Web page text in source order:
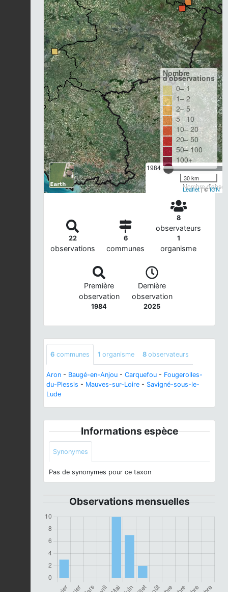
1984
Nombre
Nombre
d'observations
0– 1
1– 2
2– 5
5– 10
10– 20
20– 50
50– 100
100+
30 km
Leaflet| ©IGN
22
observations
6
communes
8
observateurs
1
organisme
Première
observation
1984
Dernière
observation
2025
6 communes 1 organisme 8 observateurs
Aron - Baugé-en-Anjou - Carquefou - Fougerolles-
du-Plessis - Mauves-sur-Loire - Savigné-sous-le-
Lude
Informations espèce
Synonymes
Pas de synonymes pour ce taxon
Observations mensuelles